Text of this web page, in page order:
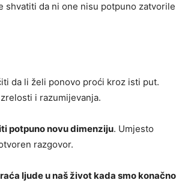
shvatiti da ni one nisu potpuno zatvorile
da li želi ponovo proći kroz isti put.
i razumijevanja.
potpuno novu dimenziju. Umjesto
razgovor.
ljude u naš život kada smo konačno